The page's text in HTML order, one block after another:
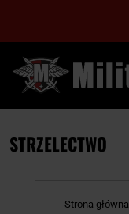
STRZELECTWO
Strona główna